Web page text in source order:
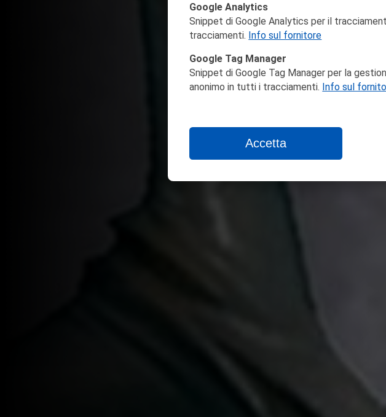
Google Analytics
Snippet di Google Analytics per il
tracciamenti. Info sul fornitore
Google Tag Manager
Snippet di Google Tag Manager per la
anonimo in tutti i tracciamenti. Info sul
Accetta